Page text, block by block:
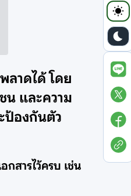
ลาดได้ โดย
น และความ
ป้องกันตัว
สารไว้ครบ เช่น